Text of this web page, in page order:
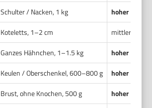
Schulter / Nacken, 1 kg
hoher Druck
Koteletts, 1–2 cm mittlerer bis
Ganzes Hähnchen, 1–1.5 kg
hoher Druck
Keulen / Oberschenkel, 600–800 g
hoher Druck
Brust, ohne Knochen, 500 g
hoher Druck